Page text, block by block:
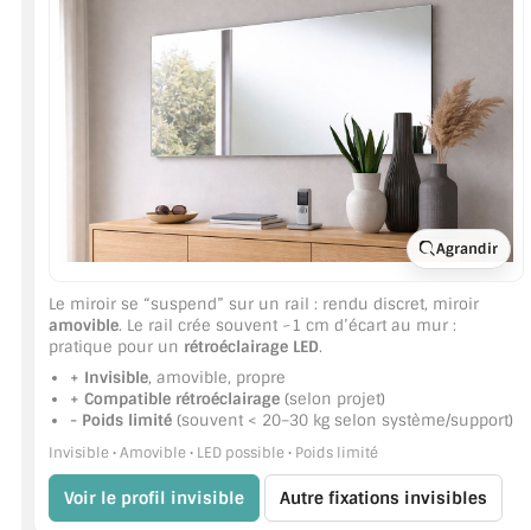
JOINTS D'ÉTANCHÉITÉS
FIXATION GARDES CORPS
SYSTÈMES PIVOTANTS
LE CATALOGUE ACCESSOIRES (STROMBINOSCOPE)
ACCESSOIRES EN PROMOTIONS
EXEMPLES, RÉALISATIONS, INSPIRATIONS
NUANCIER RAL
COMMENT COUPER DU VERRE ?
CONSEILS / AIDE
Agrandir
Le miroir se “suspend” sur un rail : rendu discret, miroir
amovible. Le rail crée souvent ~1 cm d’écart au mur :
pratique pour un rétroéclairage LED.
+ Invisible, amovible, propre
+ Compatible rétroéclairage (selon projet)
- Poids limité (souvent < 20–30 kg selon système/support)
Invisible • Amovible • LED possible • Poids limité
Voir le profil invisible Autre fixations invisibles